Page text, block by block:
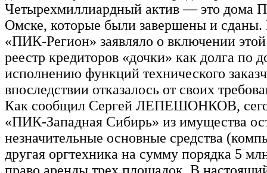
Четырехмиллиардный актив — это дома
Омске, которые были завершены и
«ПИК-Регион» заявляло о включении
реестр кредиторов «дочки» как долга по
исполнению функций технического
впоследствии отказалось от своих
Как сообщил Сергей ЛЕПЕШОНКОВ,
«ПИК-Западная Сибирь» из имущества
незначительные основные средства
другая оргтехника на сумму порядка 5